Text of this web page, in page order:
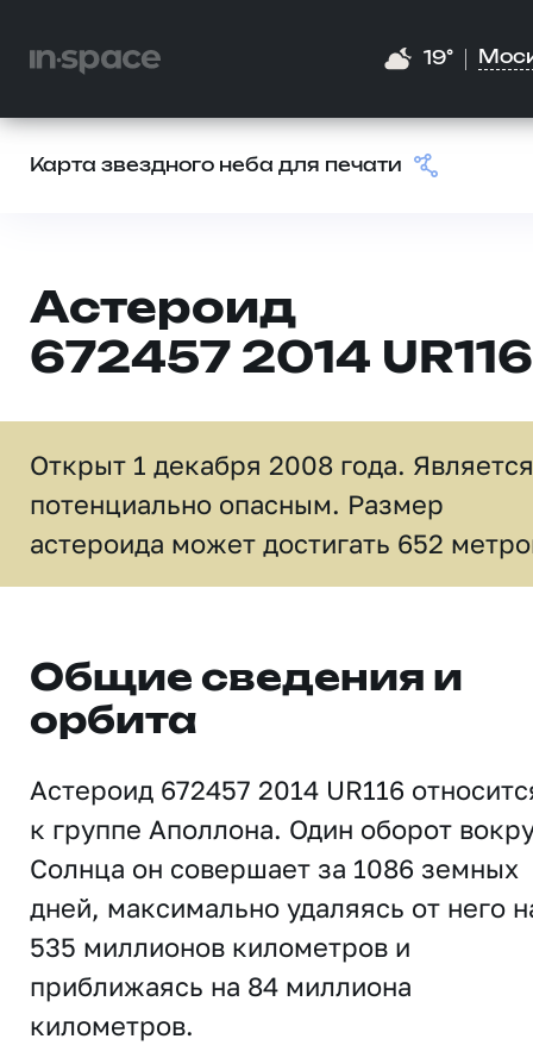
19°
Карта звездного неба для печати
Астероид
672457 2014 UR116
Открыт 1 декабря 2008 года. Является
потенциально опасным. Размер
астероида может достигать 652
Общие сведения и
орбита
Астероид 672457 2014 UR116
к группе Аполлона. Один оборот
Солнца он совершает за 1086 земных
дней, максимально удаляясь от него
535 миллионов километров и
приближаясь на 84 миллиона
километров.